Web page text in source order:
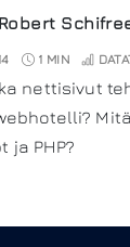
1 MIN
nettisivut
ja PHP?